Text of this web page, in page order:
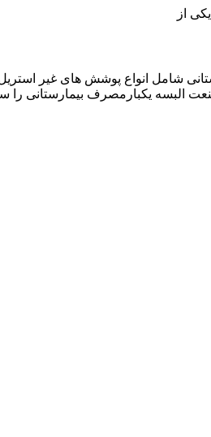
از
البسه یکبارمصرف بیمارستانی شامل
البسه یکبارمصرف بیمارستانی